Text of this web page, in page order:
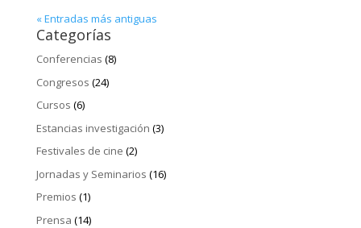
« Entradas más antiguas
Categorías
Conferencias (8)
Congresos (24)
Cursos (6)
Estancias investigación (3)
Festivales de cine (2)
Jornadas y Seminarios (16)
Premios (1)
Prensa (14)